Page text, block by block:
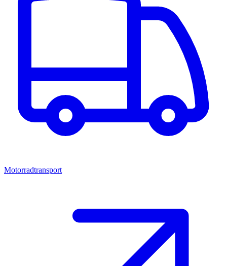
Motorradtransport